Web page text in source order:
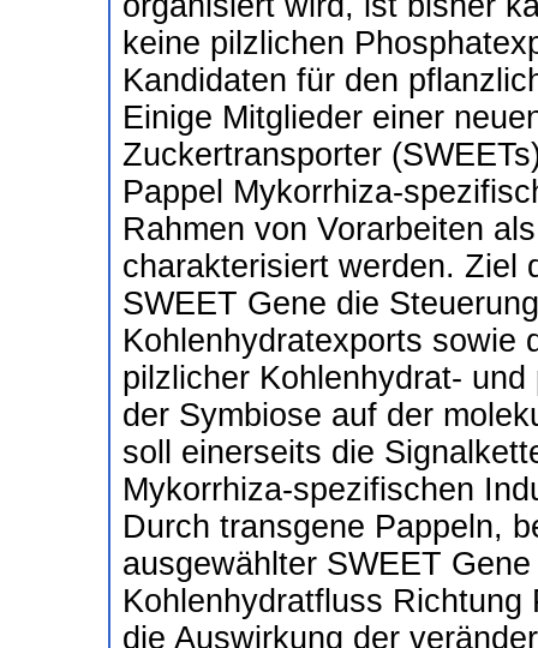
keine pilzlichen
Kandidaten für den
Einige Mitglieder einer
Zuckertransporter
Pappel Mykorrhiza-
Rahmen von Vorarbeiten
charakterisiert werden. Ziel
SWEET Gene die
Kohlenhydratexports sowie
pilzlicher Kohlenhydrat-
der Symbiose auf der
soll einerseits die
Mykorrhiza-spezifischen
Durch transgene Pappeln,
ausgewählter SWEET
Kohlenhydratfluss
die Auswirkung der